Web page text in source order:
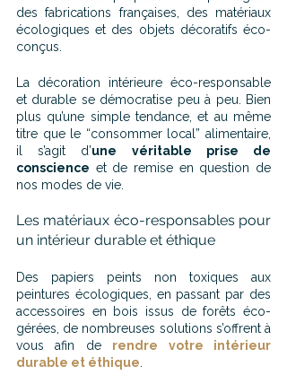
des fabrications françaises, des matériaux
écologiques et des objets décoratifs éco-
conçus.
La décoration intérieure éco-responsable
et durable se démocratise peu à peu. Bien
plus qu’une simple tendance, et au même
titre que le “consommer local” alimentaire,
il s’agit d’une véritable prise de
conscience et de remise en question de
nos modes de vie.
Les matériaux éco-responsables pour
un intérieur durable et éthique
Des papiers peints non toxiques aux
peintures écologiques, en passant par des
accessoires en bois issus de forêts éco-
gérées, de nombreuses solutions s’offrent à
vous afin de rendre votre intérieur
durable et éthique.